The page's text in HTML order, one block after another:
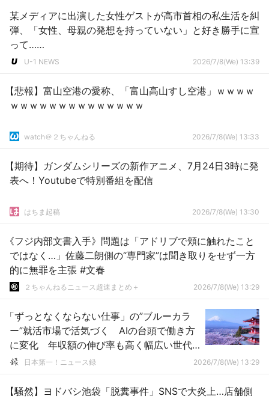
某メディアに出演した女性ゲストが高市首相の私生活を糾
弾、「女性、母親の発想を持っていない」と好き勝手に宣
って……
U-1 NEWS 2026/7/8(We) 13:39
【悲報】富山空港の愛称、「富山高山すし空港」ｗｗｗｗ
ｗｗｗｗｗｗｗｗｗｗｗｗｗｗ
watch＠２ちゃんねる 2026/7/8(We) 13:33
【期待】ガンダムシリーズの新作アニメ、7月24日3時に発
表へ！Youtubeで特別番組を配信
はちま起稿 2026/7/8(We) 13:30
《フジ内部文書入手》問題は「アドリブで頬に触れたこと
ではなく…」佐藤二朗側の“専門家”は聞き取りをせず一方
的に無罪を主張 #文春
２ちゃんねるニュース超速まとめ＋ 2026/7/8(We) 13:29
「ずっとなくならない仕事」の”ブルーカラ
ー”就活市場で活気づく AIの台頭で働き方
に変化 年収額の伸び率も高く幅広い世代
に人気日本第一！ニュース録 2026/7/8(We) 13:29
【騒然】ヨドバシ池袋「脱糞事件」SNSで大炎上…店舗側